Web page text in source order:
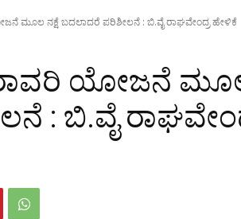
ಮೂಲ ನಕ್ಷೆ ಬದಲಾದರೆ ಪರಿಶೀಲನೆ : ಬಿ.ವೈ ರಾಘವೇಂದ್ರ ಹೇಳಿಕೆ
ಯೋಜನೆ ಮೂಲ
: ಬಿ.ವೈ